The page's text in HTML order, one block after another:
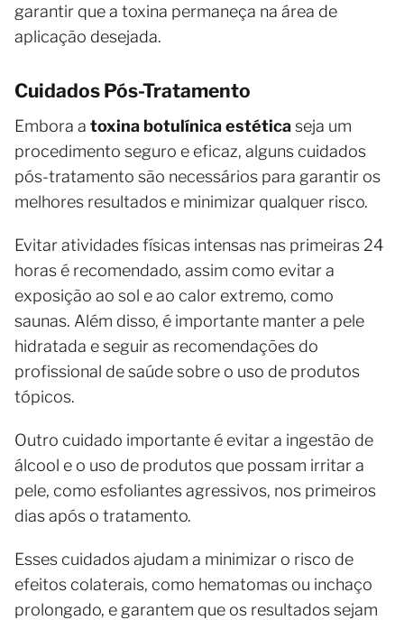
garantir que a toxina permaneça na área de
aplicação desejada.
Cuidados Pós-Tratamento
Embora a toxina botulínica estéticaseja um
procedimento seguro e eficaz, alguns cuidados
pós-tratamento são necessários para garantir os
melhores resultados e minimizar qualquer risco.
Evitar atividades físicas intensas nas primeiras 24
horas é recomendado, assim como evitar a
exposição ao sol e ao calor extremo, como
saunas. Além disso, é importante manter a pele
hidratada e seguir as recomendações do
profissional de saúde sobre o uso de produtos
tópicos.
Outro cuidado importante é evitar a ingestão de
álcool e o uso de produtos que possam irritar a
pele, como esfoliantes agressivos, nos primeiros
dias após o tratamento.
Esses cuidados ajudam a minimizar o risco de
efeitos colaterais, como hematomas ou inchaço
prolongado, e garantem que os resultados sejam